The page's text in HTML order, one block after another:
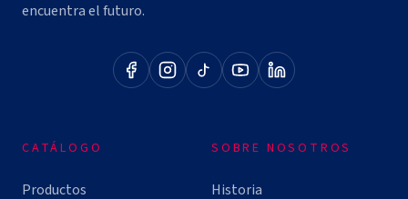
encuentra el futuro.
CATÁLOGO
Productos
SOBRE NOSOTROS
Historia